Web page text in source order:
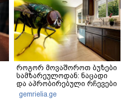
როგორ მოვაშოროთ ბუზები
სამზარეულოდან: ნაცადი
და აპრობირებული რჩევები
gemrielia.ge